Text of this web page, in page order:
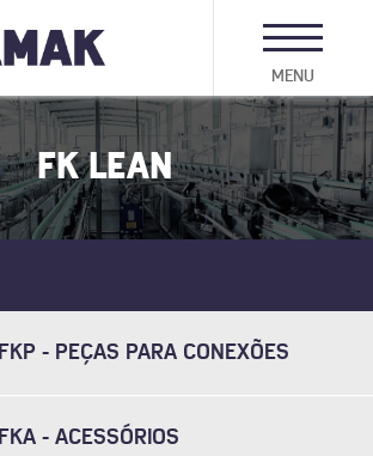
MENU
FK LEAN
FKP - PEÇAS PARA CONEXÕES
FKA - ACESSÓRIOS